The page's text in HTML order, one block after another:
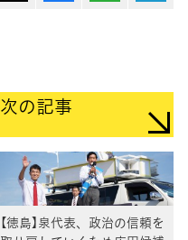
次の記事
【徳島】泉代表、政治の信頼を